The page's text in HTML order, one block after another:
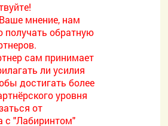
мнение, нам
получать обратную
сам принимает
ли усилия
достигать более
уровня
от
с "Лабиринтом"